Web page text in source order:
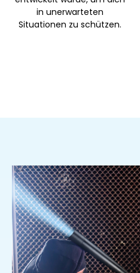
in unerwarteten
Situationen zu schützen.